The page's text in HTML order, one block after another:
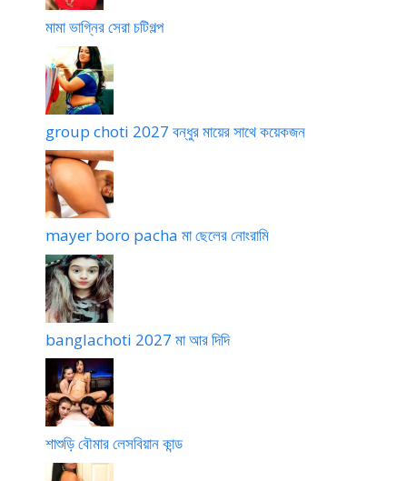
মামা ভাগ্নির সেরা চটিগল্প
group choti 2027 বন্ধুর মায়ের সাথে কয়েকজন
mayer boro pacha মা ছেলের নোংরামি
banglachoti 2027 মা আর দিদি
শাশুড়ি বৌমার লেসবিয়ান কান্ড